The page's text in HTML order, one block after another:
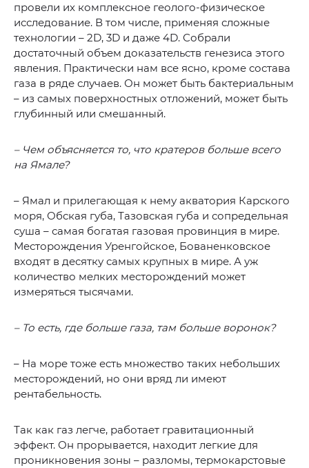
провели их комплексное геолого-физическое
исследование. В том числе, применяя сложные
технологии – 2D, 3D и даже 4D. Собрали
достаточный объем доказательств генезиса этого
явления. Практически нам все ясно, кроме состава
газа в ряде случаев. Он может быть бактериальным
– из самых поверхностных отложений, может быть
глубинный или смешанный.
– Чем объясняется то, что кратеров больше всего
на Ямале?
– Ямал и прилегающая к нему акватория Карского
моря, Обская губа, Тазовская губа и сопредельная
суша – самая богатая газовая провинция в мире.
Месторождения Уренгойское, Бованенковское
входят в десятку самых крупных в мире. А уж
количество мелких месторождений может
измеряться тысячами.
– То есть, где больше газа, там больше воронок?
– На море тоже есть множество таких небольших
месторождений, но они вряд ли имеют
рентабельность.
Так как газ легче, работает гравитационный
эффект. Он прорывается, находит легкие для
проникновения зоны – разломы, термокарстовые